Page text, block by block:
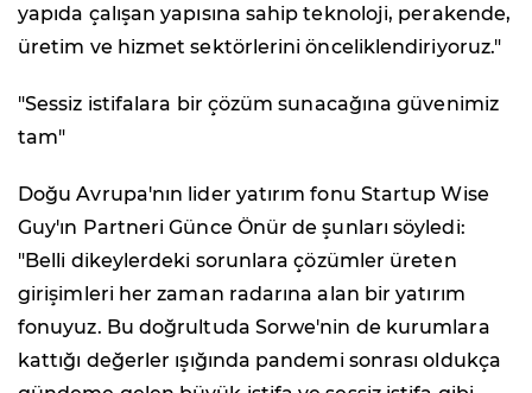
yapıda çalışan yapısına sahip teknoloji, perakende,
üretim ve hizmet sektörlerini önceliklendiriyoruz."
"Sessiz istifalara bir çözüm sunacağına güvenimiz
tam"
Doğu Avrupa'nın lider yatırım fonu Startup Wise
Guy'ın Partneri Günce Önür de şunları söyledi:
"Belli dikeylerdeki sorunlara çözümler üreten
girişimleri her zaman radarına alan bir yatırım
fonuyuz. Bu doğrultuda Sorwe'nin de kurumlara
kattığı değerler ışığında pandemi sonrası oldukça